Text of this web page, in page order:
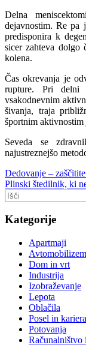
Delna
dejavnostim. Re pa
predisponira k
sicer zahteva dolgo
kolena.
Čas okrevanja je
rupture. Pri delni
vsakodnevnim
šivanja, traja
športnim aktivnostim
Seveda se
najustreznejšo
Dedovanje –
Plinski štedilnik, ki
Kategorije
Apartmaji
Avtomobilizem
Dom in vrt
Industrija
Izobraževanje
Lepota
Oblačila
Posel in kariera
Potovanja
Računalništvo